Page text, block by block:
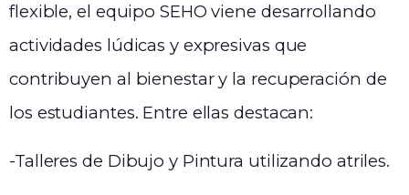
flexible, el equipo SEHO viene desarrollando
actividades lúdicas y expresivas que
contribuyen al bienestar y la recuperación de
los estudiantes. Entre ellas destacan:
-Talleres de Dibujo y Pintura utilizando atriles.